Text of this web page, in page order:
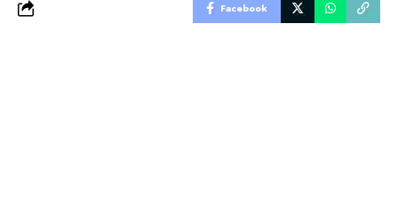
Facebook